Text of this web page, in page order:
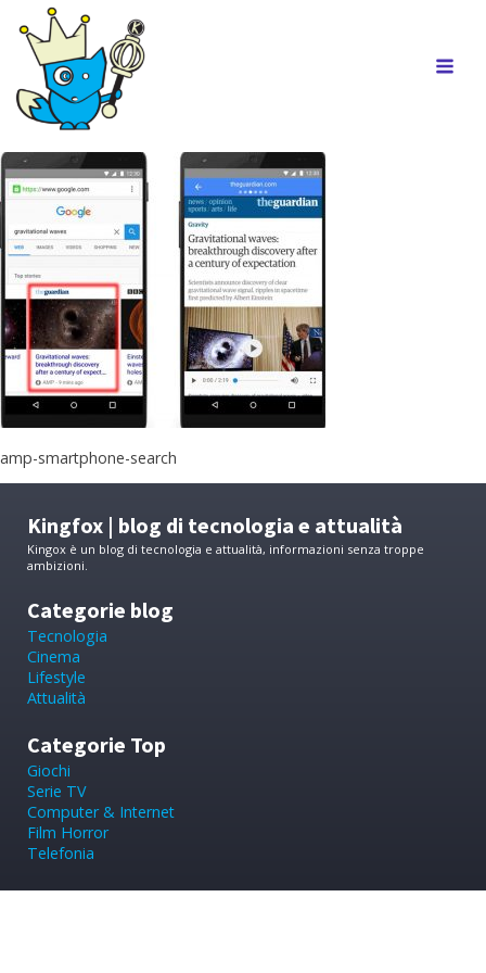
amp-smartphone-search
Kingfox | blog di tecnologia e attualità
Kingox è un blog di tecnologia e attualità, informazioni senza troppe
ambizioni.
Categorie blog
Tecnologia
Cinema
Lifestyle
Attualità
Categorie Top
Giochi
Serie TV
Computer & Internet
Film Horror
Telefonia